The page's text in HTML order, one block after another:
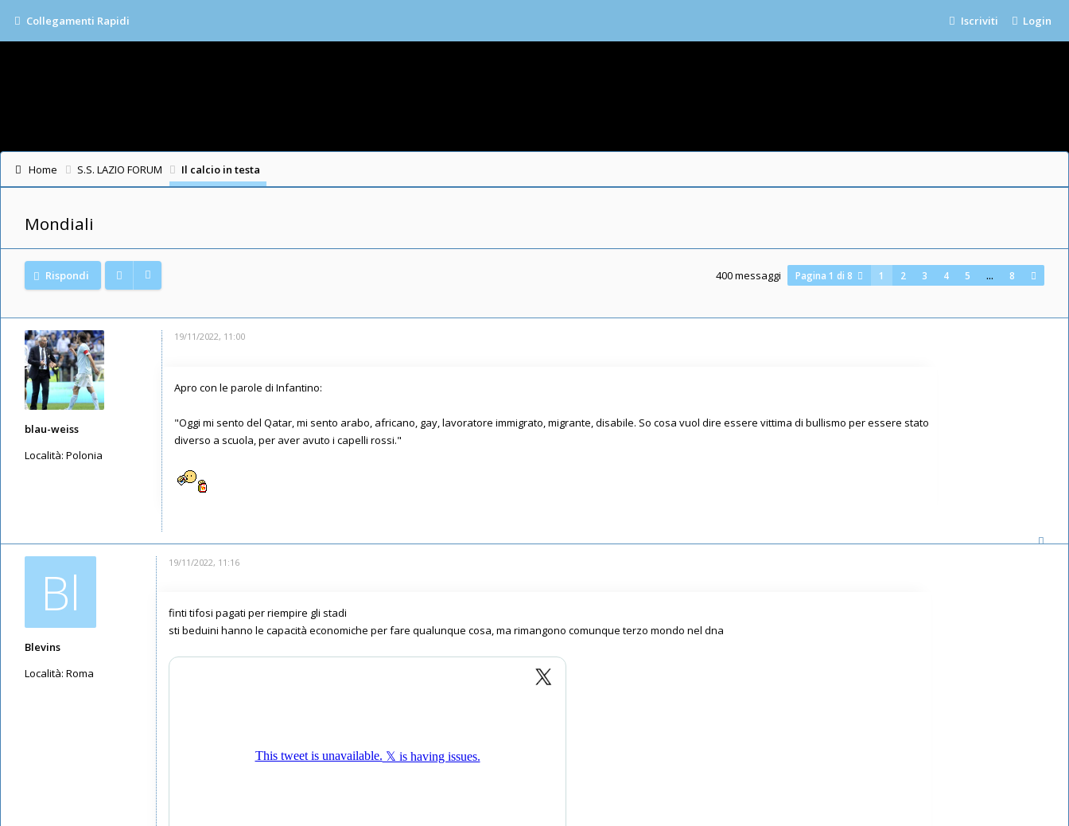
Collegamenti Rapidi Login
Iscriviti
Home S.S. LAZIO FORUM Il calcio in testa
Mondiali
Rispondi 400 messaggi Pagina1 di8 1 2 3 4 5 … 8
blau-weiss
Località: Polonia
19/11/2022, 11:00
Apro con le parole di Infantino:
"Oggi mi sento del Qatar, mi sento arabo, africano, gay, lavoratore immigrato, migrante, disabile. So cosa vuol dire essere vittima di bullismo per essere stato
diverso a scuola, per aver avuto i capelli rossi."
Bl
Blevins
Località: Roma
19/11/2022, 11:16
finti tifosi pagati per riempire gli stadi
sti beduini hanno le capacità economiche per fare qualunque cosa, ma rimangono comunque terzo mondo nel dna